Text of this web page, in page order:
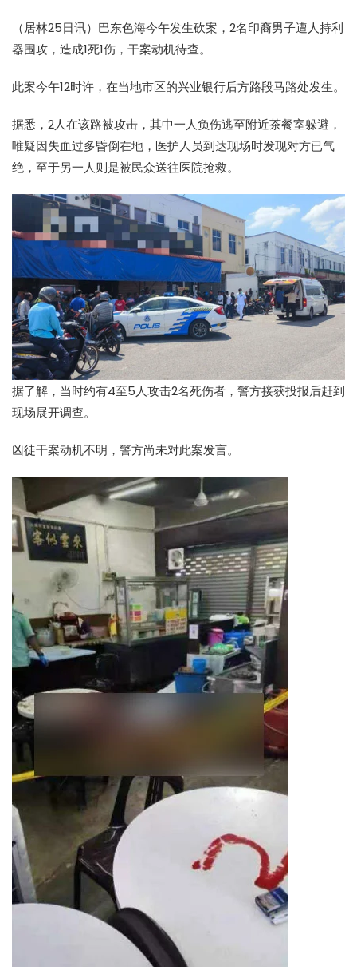
（居林25日讯）巴东色海今午发生砍案，2名印裔男子遭人持利
器围攻，造成1死1伤，干案动机待查。
此案今午12时许，在当地市区的兴业银行后方路段马路处发生。
据悉，2人在该路被攻击，其中一人负伤逃至附近茶餐室躲避，
唯疑因失血过多昏倒在地，医护人员到达现场时发现对方已气
绝，至于另一人则是被民众送往医院抢救。
据了解，当时约有4至5人攻击2名死伤者，警方接获投报后赶到
现场展开调查。
凶徒干案动机不明，警方尚未对此案发言。